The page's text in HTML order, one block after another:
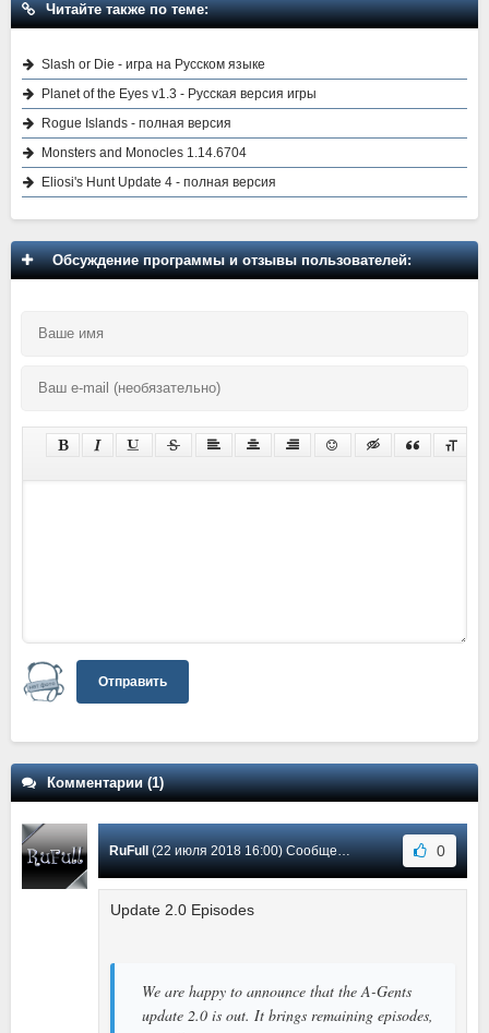
Читайте также по теме:
Slash or Die - игра на Русском языке
Planet of the Eyes v1.3 - Русская версия игры
Rogue Islands - полная версия
Monsters and Monocles 1.14.6704
Eliosi's Hunt Update 4 - полная версия
Обсуждение программы и отзывы пользователей:
Отправить
Комментарии (1)
RuFull (22 июля 2018 16:00) Сообщение #1 0
Update 2.0 Episodes
We are happy to announce that the A-Gents
update 2.0 is out. It brings remaining episodes,